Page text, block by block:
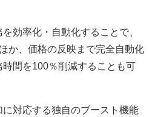
効率化・自動化することで、
か、価格の反映まで完全自動化
間を100％削減することも可
対応する独自のブースト機能